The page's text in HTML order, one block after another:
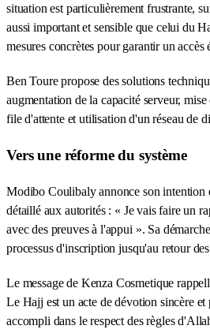
situation est particulièrement frustrante,
aussi important et sensible que celui du
mesures concrètes pour garantir un accès
Ben Toure propose des solutions
augmentation de la capacité serveur,
file d'attente et utilisation d'un réseau de
Vers une réforme du système
Modibo Coulibaly annonce son intention
détaillé aux autorités : « Je vais faire un
avec des preuves à l'appui ». Sa
processus d'inscription jusqu'au retour
Le message de Kenza Cosmetique
Le Hajj est un acte de dévotion sincère
accompli dans le respect des règles